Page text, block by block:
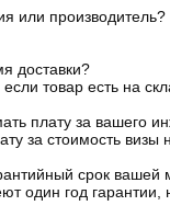
или производитель?
доставки?
товар есть на
плату за вашего
за стоимость
срок
год гарантии,